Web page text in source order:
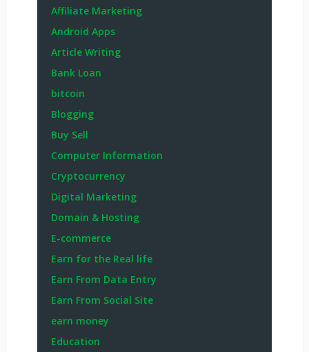
Affiliate Marketing
Android Apps
Article Writing
Bank Loan
bitcoin
Blogging
Buy Sell
Computer Information
Cryptocurrency
Digital Marketing
Domain & Hosting
E-commerce
Earn for the Real life
Earn From Data Entry
Earn From Social Site
earn money
Education